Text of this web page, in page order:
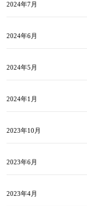
2024年7月
2024年6月
2024年5月
2024年1月
2023年10月
2023年6月
2023年4月